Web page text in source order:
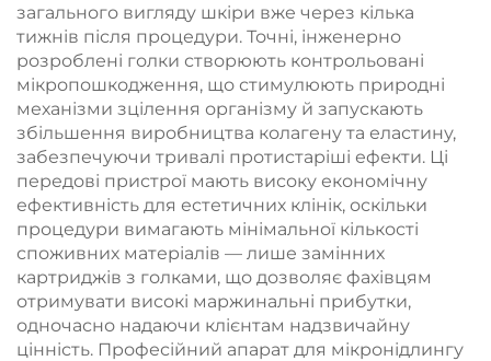
загального вигляду шкіри вже через кілька
тижнів після процедури. Точні, інженерно
розроблені голки створюють контрольовані
мікропошкодження, що стимулюють природні
механізми зцілення організму й запускають
збільшення виробництва колагену та еластину,
забезпечуючи тривалі протистаріші ефекти. Ці
передові пристрої мають високу економічну
ефективність для естетичних клінік, оскільки
процедури вимагають мінімальної кількості
споживних матеріалів — лише замінних
картриджів з голками, що дозволяє фахівцям
отримувати високі маржинальні прибутки,
одночасно надаючи клієнтам надзвичайну
цінність. Професійний апарат для мікронідлингу